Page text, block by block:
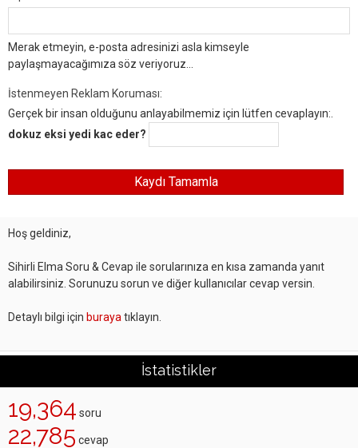
Merak etmeyin, e-posta adresinizi asla kimseyle
paylaşmayacağımıza söz veriyoruz...
İstenmeyen Reklam Koruması:
Gerçek bir insan olduğunu anlayabilmemiz için lütfen cevaplayın:.
dokuz eksi yedi kac eder?
Hoş geldiniz,
Sihirli Elma Soru & Cevap ile sorularınıza en kısa zamanda yanıt
alabilirsiniz. Sorunuzu sorun ve diğer kullanıcılar cevap versin.
Detaylı bilgi için buraya tıklayın.
İstatistikler
19,364 soru
22,785 cevap